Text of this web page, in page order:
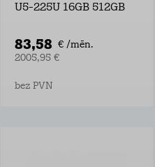
U5-225U 16GB 512GB
83,58 € /mēn.
2005,95 €
bez PVN